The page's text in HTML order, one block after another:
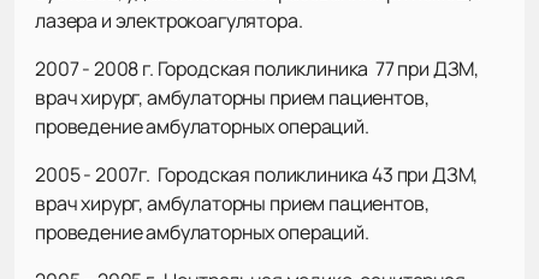
лазера и электрокоагулятора.
2007 - 2008 г. Городская поликлиника 77 при ДЗМ,
врач хирург, амбулаторны прием пациентов,
проведение амбулаторных операций.
2005 - 2007г. Городская поликлиника 43 при ДЗМ,
врач хирург, амбулаторны прием пациентов,
проведение амбулаторных операций.